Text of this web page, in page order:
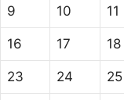
9 10 11
16 17 18
23 24 25